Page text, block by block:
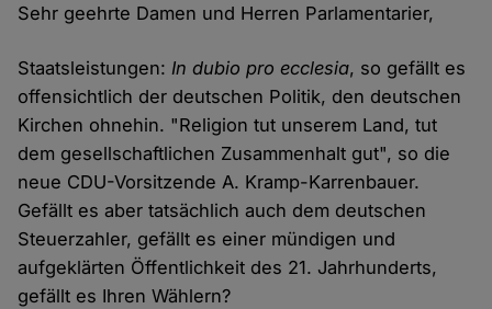
Sehr geehrte Damen und Herren Parlamentarier,
Staatsleistungen:In dubio pro ecclesia, so gefällt es
offensichtlich der deutschen Politik, den deutschen
Kirchen ohnehin. "Religion tut unserem Land, tut
dem gesellschaftlichen Zusammenhalt gut", so die
neue CDU-Vorsitzende A. Kramp-Karrenbauer.
Gefällt es aber tatsächlich auch dem deutschen
Steuerzahler, gefällt es einer mündigen und
aufgeklärten Öffentlichkeit des 21. Jahrhunderts,
gefällt es Ihren Wählern?